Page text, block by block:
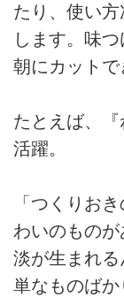
たり、使い
します。味
朝にカットで
たとえば、
活躍。
「つくりお
わいのもの
淡が生まれ
単なものばか